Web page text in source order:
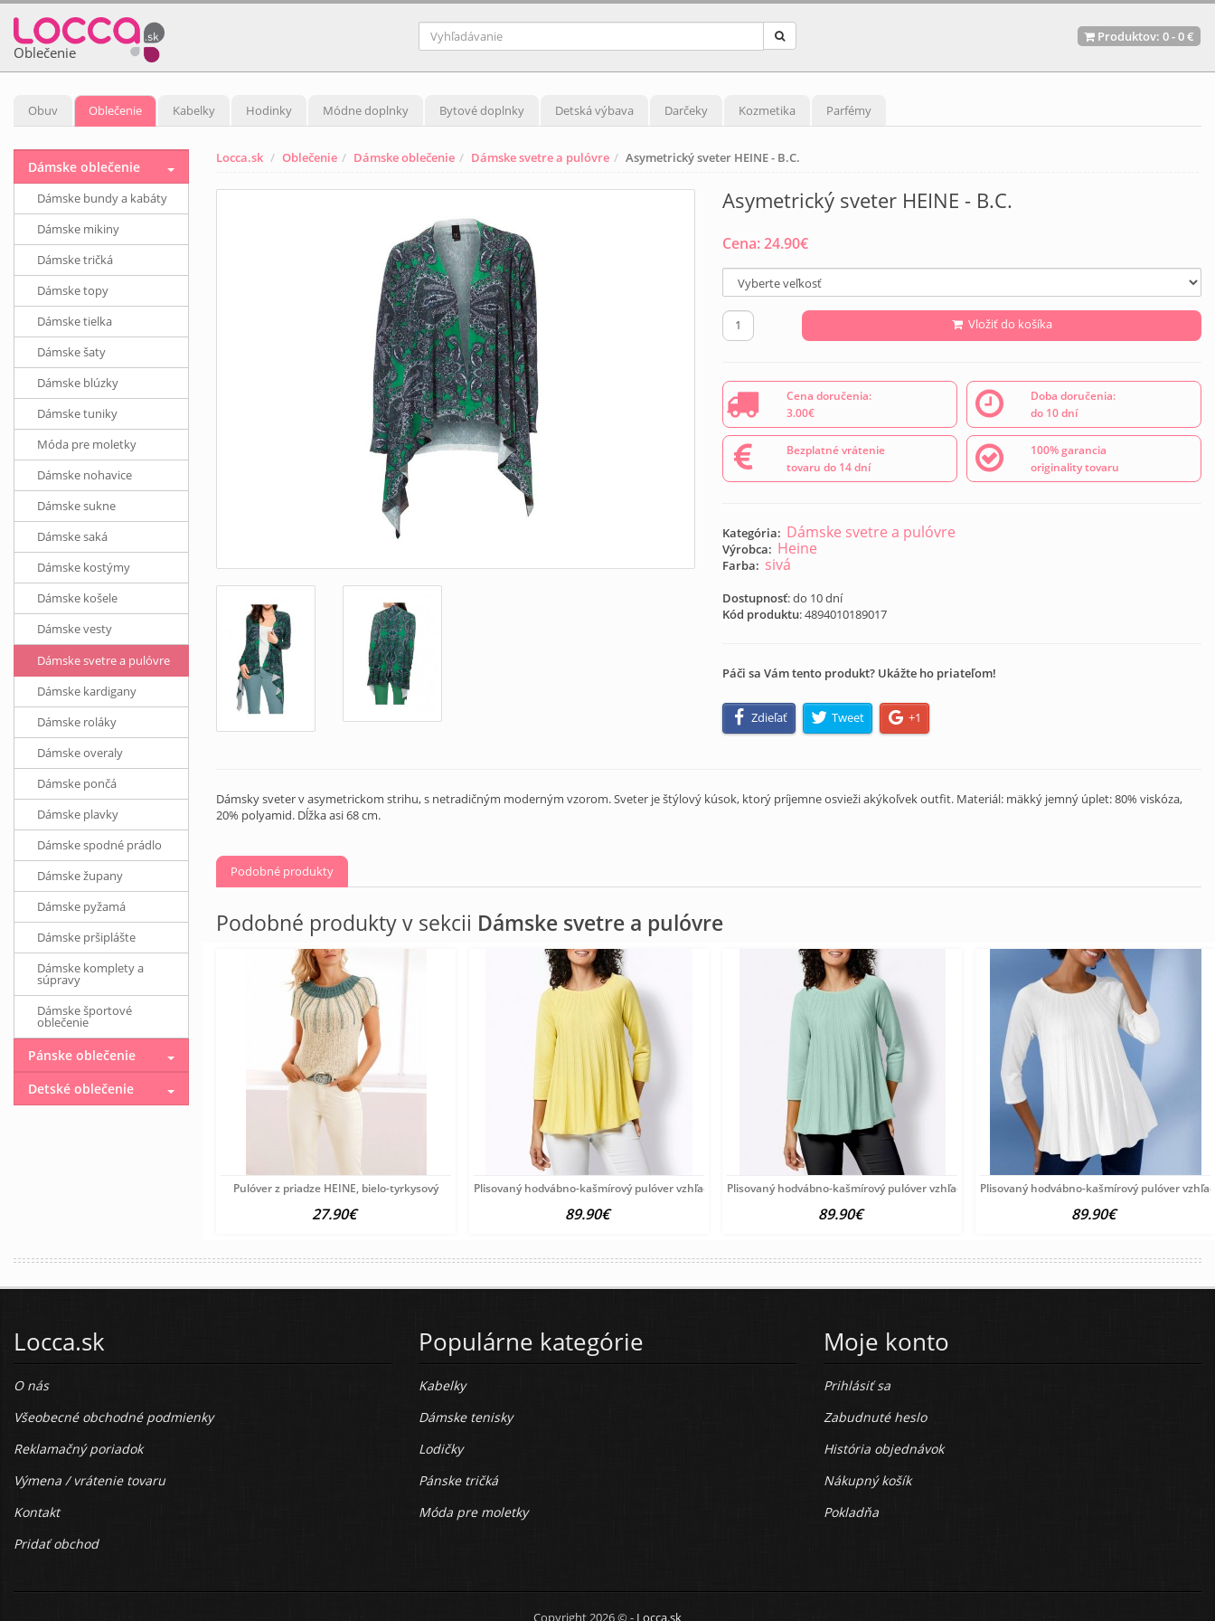
Oblečenie
Produktov: 0-0 €
Obuv Oblečenie Kabelky Hodinky Módne doplnky Bytové doplnky Detská výbava Darčeky Kozmetika Parfémy
Locca.sk Oblečenie Dámske oblečenie Dámske svetre a pulóvre Asymetrický sveter HEINE - B.C.
Asymetrický sveter HEINE - B.C.
Cena:24.90€
Vložiť do košíka
Cena doručenia:
3.00€
Doba doručenia:
do 10 dní
Bezplatné vrátenie
tovaru do 14 dní
100% garancia
originality tovaru
Kategória: Dámske svetre a pulóvre
Výrobca: Heine
Farba: sivá
Dostupnosť: do 10 dní
Kód produktu:4894010189017
Páči sa Vám tento produkt? Ukážte ho priateľom!
Zdieľať Tweet +1
Dámsky sveter v asymetrickom strihu, s netradičným moderným vzorom. Sveter je štýlový kúsok, ktorý príjemne osvieži akýkoľvek outfit. Materiál: mäkký jemný úplet: 80% viskóza,
20% polyamid. Dĺžka asi 68 cm.
Podobné produkty
Podobné produkty v sekcii Dámske svetre a pulóvre
Pulóver z priadze HEINE, bielo-tyrkysový
27.90€
Plisovaný hodvábno-kašmírový pulóver vzhľadom Création
89.90€
Plisovaný hodvábno-kašmírový pulóver vzhľadom Création
89.90€
Plisovaný hodvábno-kašmírový pulóver
89.90€
Dámske oblečenie
Dámske bundy a kabáty
Dámske mikiny
Dámske tričká
Dámske topy
Dámske tielka
Dámske šaty
Dámske blúzky
Dámske tuniky
Móda pre moletky
Dámske nohavice
Dámske sukne
Dámske saká
Dámske kostýmy
Dámske košele
Dámske vesty
Dámske svetre a pulóvre
Dámske kardigany
Dámske roláky
Dámske overaly
Dámske pončá
Dámske plavky
Dámske spodné prádlo
Dámske župany
Dámske pyžamá
Dámske pršiplášte
Dámske komplety a
súpravy
Dámske športové
oblečenie
Pánske oblečenie
Detské oblečenie
Locca.sk
O nás
Všeobecné obchodné podmienky
Reklamačný poriadok
Výmena / vrátenie tovaru
Kontakt
Pridať obchod
Populárne kategórie
Kabelky
Dámske tenisky
Lodičky
Pánske tričká
Móda pre moletky
Moje konto
Prihlásiť sa
Zabudnuté heslo
História objednávok
Nákupný košík
Pokladňa
Copyright 2026 © - Locca.sk